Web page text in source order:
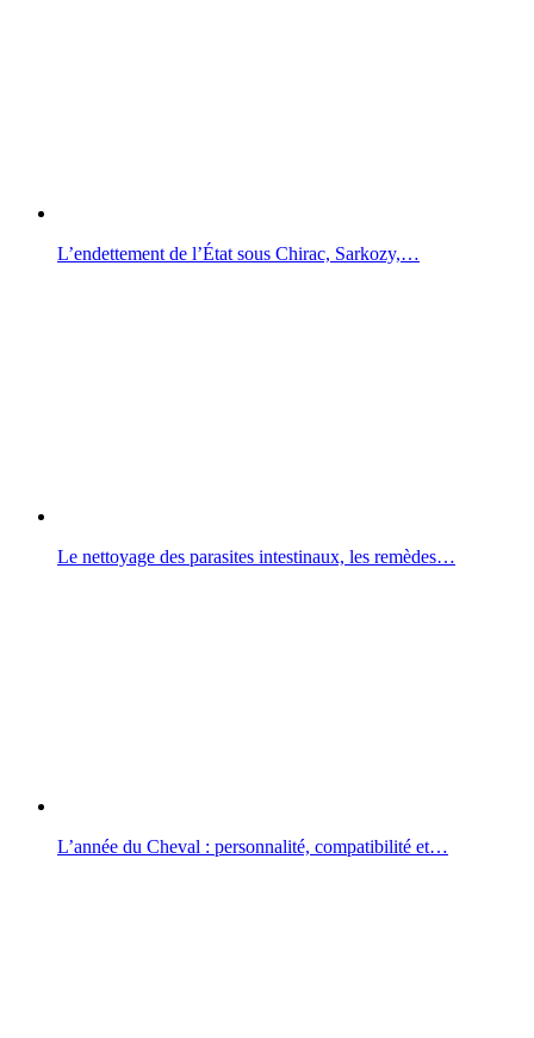
L’endettement de l’État sous Chirac, Sarkozy,…
Le nettoyage des parasites intestinaux, les remèdes…
L’année du Cheval : personnalité, compatibilité et…